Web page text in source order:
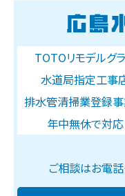
TOTOリモデルグ
水道局指定工事
排水管清掃業登録
年中無休で対応
ご相談はお電話